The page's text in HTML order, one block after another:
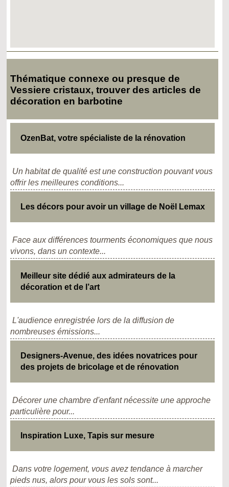
Thématique connexe ou presque de
Vessiere cristaux, trouver des articles de
décoration en barbotine
OzenBat, votre spécialiste de la rénovation
Un habitat de qualité est une construction pouvant vous
offrir les meilleures conditions...
Les décors pour avoir un village de Noël Lemax
Face aux différences tourments économiques que nous
vivons, dans un contexte...
Meilleur site dédié aux admirateurs de la
décoration et de l’art
L'audience enregistrée lors de la diffusion de
nombreuses émissions...
Designers-Avenue, des idées novatrices pour
des projets de bricolage et de rénovation
Décorer une chambre d'enfant nécessite une approche
particulière pour...
Inspiration Luxe, Tapis sur mesure
Dans votre logement, vous avez tendance à marcher
pieds nus, alors pour vous les sols sont...